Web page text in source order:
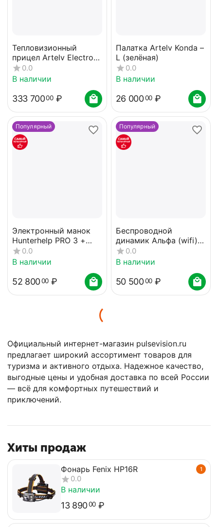
Официальный интернет-магазин pulsevision.ru
предлагает широкий ассортимент товаров для
туризма и активного отдыха. Надежное качество,
выгодные цены и удобная доставка по всей России
— всё для комфортных путешествий и
приключений.
Тепловизионный
прицел Artelv Electron
2x 35мм 640x512 LRF
0.0
В наличии
333 70000 ₽
Палатка Artelv Konda –
L (зелёная)
0.0
В наличии
26 00000 ₽
Популярный
Электронный манок
Hunterhelp PRO 3 +
динамик Альфа,
динамик TK-9RU карта
0.0
В наличии
52 80000 ₽
Популярный
Беспроводной
динамик Альфа (wifi) с
ПДУ+Альфа
0.0
В наличии
50 50000 ₽
Хиты продаж
1
Фонарь Fenix HP16R
0.0
В наличии
13 89000 ₽